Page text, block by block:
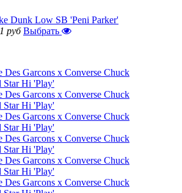
Dunk Low SB 'Peni Parker'
руб Выбрать